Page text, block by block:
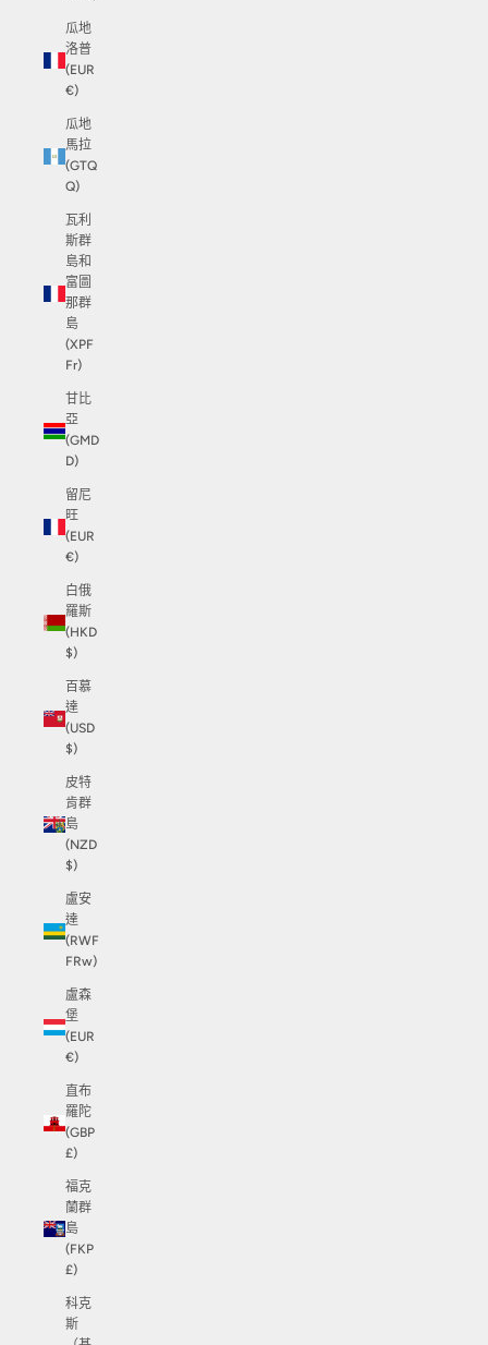
瓜地
洛普
(EUR
€)
瓜地
馬拉
(GTQ
Q)
瓦利
斯群
島和
富圖
那群
島
(XPF
Fr)
甘比
亞
(GMD
D)
留尼
旺
(EUR
€)
白俄
羅斯
(HKD
$)
百慕
達
(USD
$)
皮特
肯群
島
(NZD
$)
盧安
達
(RWF
FRw)
盧森
堡
(EUR
€)
直布
羅陀
(GBP
£)
福克
蘭群
島
(FKP
£)
科克
斯